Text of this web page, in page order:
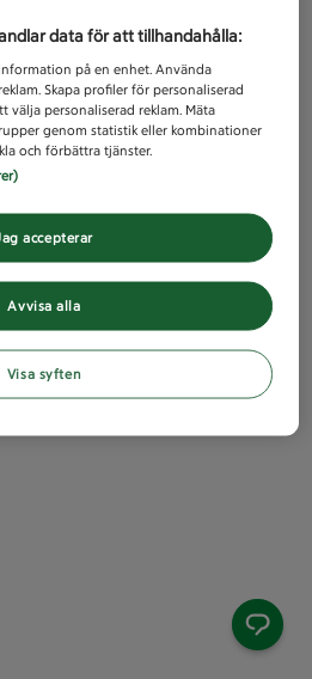
data för att tillhandahålla:
på en enhet. Använda
Skapa profiler för personaliserad
välja personaliserad reklam. Mäta
genom statistik eller kombinationer
och förbättra tjänster.
Avvisa alla
accepterar
Visa syften